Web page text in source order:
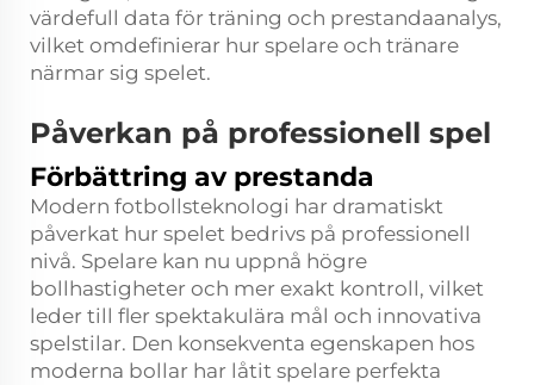
värdefull data för träning och prestandaanalys,
vilket omdefinierar hur spelare och tränare
närmar sig spelet.
Påverkan på professionell spel
Förbättring av prestanda
Modern fotbollsteknologi har dramatiskt
påverkat hur spelet bedrivs på professionell
nivå. Spelare kan nu uppnå högre
bollhastigheter och mer exakt kontroll, vilket
leder till fler spektakulära mål och innovativa
spelstilar. Den konsekventa egenskapen hos
moderna bollar har låtit spelare perfekta